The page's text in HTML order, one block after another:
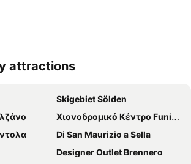
attractions
Skigebiet Sölden
Χιονοδρομικό Κέντρο Funivie Ghiacciai Val Senales
Di San Maurizio a Sella
Designer Outlet Brennero